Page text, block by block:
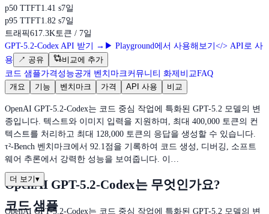
p50 TTFT1.41 s7일
p95 TTFT1.82 s7일
트래픽617.3K 토큰 / 7일
GPT-5.2-Codex API 받기
→ ▶ Playground에서 사용해보기 </> API로 사
용
↗ 공유
비교에 추가
코드 샘플가격 성능공개 벤치마크 커뮤니티 화제 비교FAQ
개요
기능 벤치마크 가격 API 사용 비교
OpenAI GPT-5.2-Codex는 코드 중심 작업에 특화된 GPT-5.2 모델의 변
종입니다. 텍스트와 이미지 입력을 지원하며, 최대 400,000 토큰의 컨
텍스트를 처리하고 최대 128,000 토큰의 응답을 생성할 수 있습니다.
τ²-Bench 벤치마크에서 92.1점을 기록하여 코드 생성, 디버깅, 소프트
웨어 추론에서 강력한 성능을 보여줍니다. 이…
OpenAI GPT-5.2-Codex는 무엇인가요?
OpenAI GPT-5.2-Codex는 코드 중심 작업에 특화된 GPT-5.2 모델의 변
더 보기▾
코드 샘플